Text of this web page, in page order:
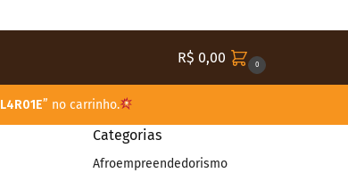
R$ 0,00 0
L4R01E” no carrinho.
Categorias
Afroempreendedorismo